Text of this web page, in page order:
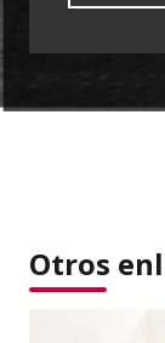
Otros